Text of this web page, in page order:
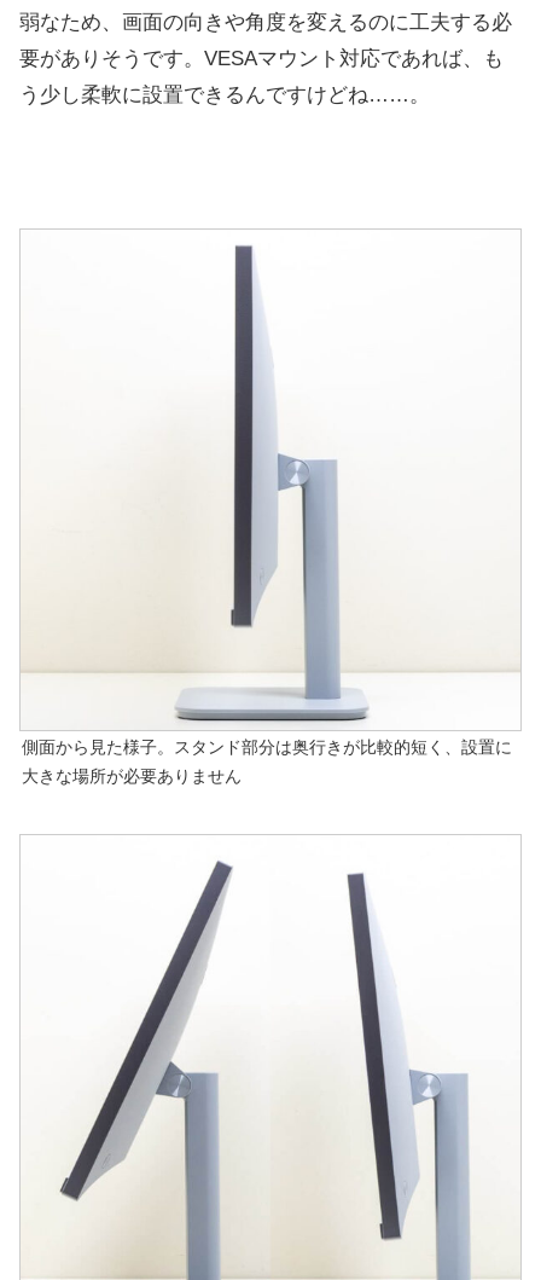
弱なため、画面の向きや角度を変えるのに工夫する必
要がありそうです。VESAマウント対応であれば、も
う少し柔軟に設置できるんですけどね……。
側面から見た様子。スタンド部分は奥行きが比較的短く、設置に
大きな場所が必要ありません